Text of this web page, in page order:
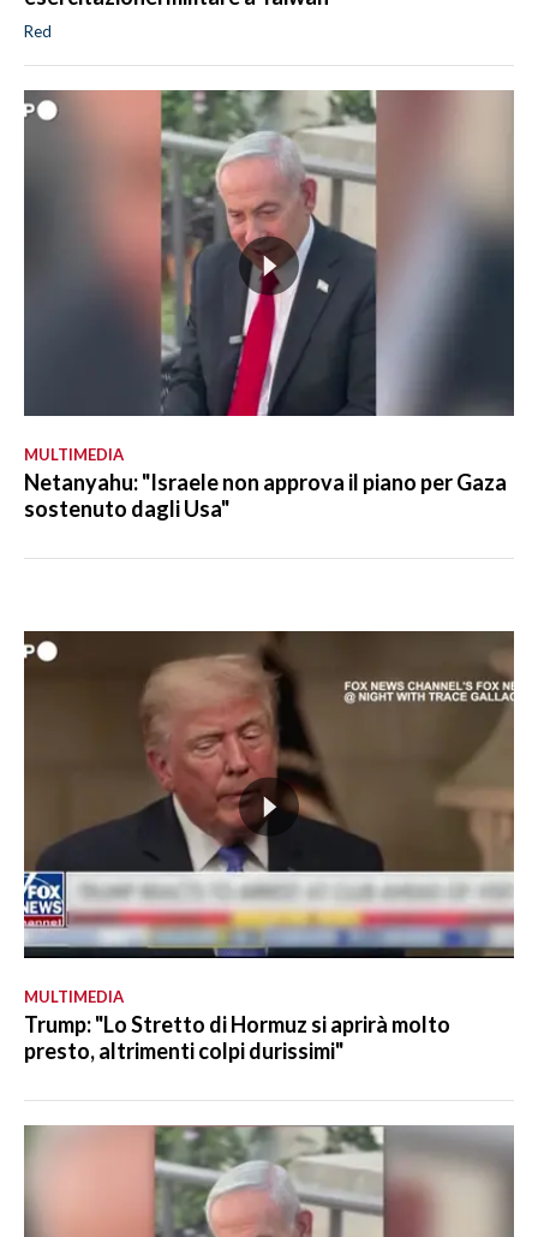
Red
MULTIMEDIA
Netanyahu: "Israele non approva il piano per Gaza
sostenuto dagli Usa"
MULTIMEDIA
Trump: "Lo Stretto di Hormuz si aprirà molto
presto, altrimenti colpi durissimi"